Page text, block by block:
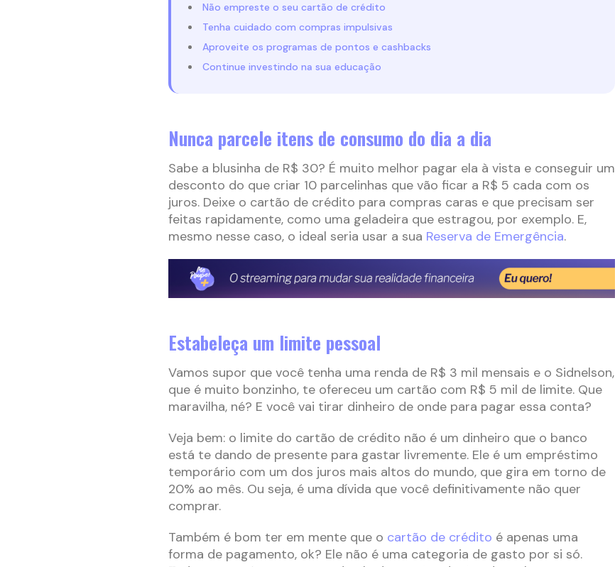
Não empreste o seu cartão de crédito
Tenha cuidado com compras impulsivas
Aproveite os programas de pontos e cashbacks
Continue investindo na sua educação
Nunca parcele itens de consumo do dia a dia
Sabe a blusinha de R$ 30? É muito melhor pagar ela à vista e conseguir um
desconto do que criar 10 parcelinhas que vão ficar a R$ 5 cada com os
juros. Deixe o cartão de crédito para compras caras e que precisam ser
feitas rapidamente, como uma geladeira que estragou, por exemplo. E,
mesmo nesse caso, o ideal seria usar a sua Reserva de Emergência.
Estabeleça um limite pessoal
Vamos supor que você tenha uma renda de R$ 3 mil mensais e o Sidnelson,
que é muito bonzinho, te ofereceu um cartão com R$ 5 mil de limite. Que
maravilha, né? E você vai tirar dinheiro de onde para pagar essa conta?
Veja bem: o limite do cartão de crédito não é um dinheiro que o banco
está te dando de presente para gastar livremente. Ele é um empréstimo
temporário com um dos juros mais altos do mundo, que gira em torno de
20% ao mês. Ou seja, é uma dívida que você definitivamente não quer
comprar.
Também é bom ter em mente que o cartão de crédito é apenas uma
forma de pagamento, ok? Ele não é uma categoria de gasto por si só.